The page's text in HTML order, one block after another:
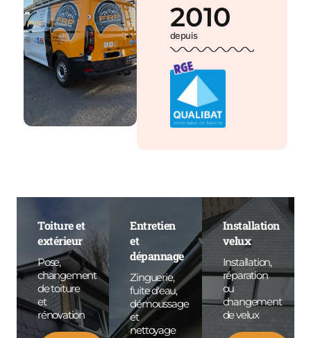
depuis
2010
Toiture et
extérieur
Pose,
changement
de toiture
et
rénovation
Entretien
et
dépannage
Zinguerie,
fuite d'eau,
démoussage
et
nettoyage
Installation
velux
Installation,
réparation
ou
changement
de velux